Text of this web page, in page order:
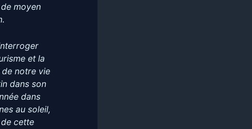
moyen
et la
notre vie
dans son
dans
au soleil,
cette